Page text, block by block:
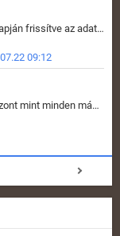
Kártya változások a 36.0.3-as patch alapján frissítve az adatbázisban (képek is cserélve).
09:12
Amióta bejött, csak ezzel játszom. Viszont mint minden más - akár az alapjáték is, ez is baromira összetett lett. Néha már pár kör után is esélytelen az egész. Vagy irreállisan túltápol valaki, vagy lelép a partner, vagy csak hülye mint a segg. És amikor eljönne az én időm, na akkor jön el mindenki másé is. Engem jobban érdekelne, hogy ki milyen ratingen szokott játszani. Na ez lenne egy érdekes adat.